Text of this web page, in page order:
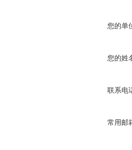
您的单
您的姓
联系电
常用邮